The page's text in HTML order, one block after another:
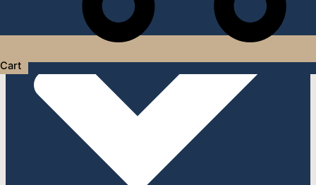
Cart